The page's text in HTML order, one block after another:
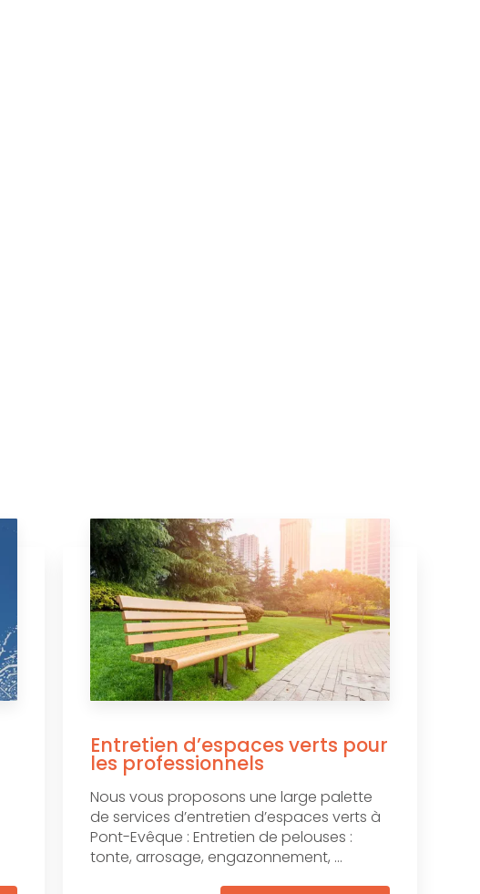
Entretien d’espaces verts pour
les professionnels
Nous vous proposons une large palette
de services d’entretien d’espaces verts à
Pont-Evêque : Entretien de pelouses :
tonte, arrosage, engazonnement, ...